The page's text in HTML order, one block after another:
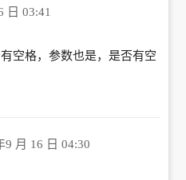
日 03:41
空格，参数也是，是否有空
9 月 16 日 04:30